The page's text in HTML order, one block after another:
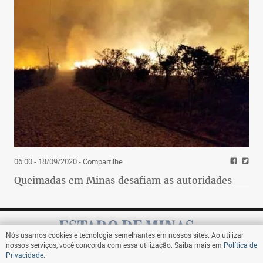
06:00 - 18/09/2020- Compartilhe
Queimadas em Minas desafiam as autoridades
Nós usamos cookies e tecnologia semelhantes em nossos sites. Ao utilizar
nossos serviços, você concorda com essa utilização. Saiba mais em Política de
Privacidade